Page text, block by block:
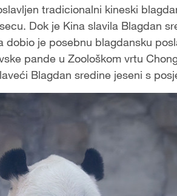
tradicionalni kineski
Dok je Kina slavila Blagdan
dobio je posebnu blagdansku
pande u Zoološkom vrtu
Blagdan sredine jeseni s